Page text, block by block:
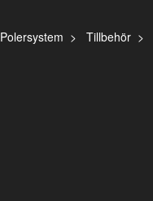
Polersystem Tillbehör